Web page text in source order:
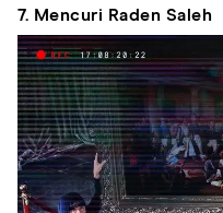
7. Mencuri Raden Saleh